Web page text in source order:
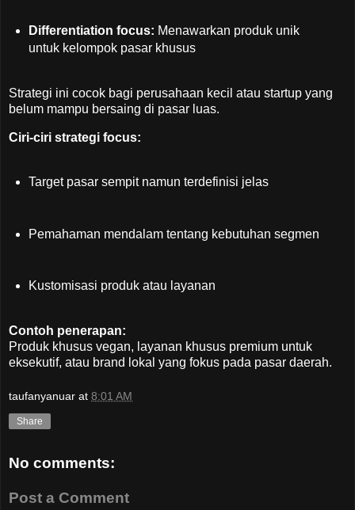
Differentiation focus: Menawarkan produk unik
untuk kelompok pasar khusus
Strategi ini cocok bagi perusahaan kecil atau startup yang
belum mampu bersaing di pasar luas.
Ciri-ciri strategi focus:
Target pasar sempit namun terdefinisi jelas
Pemahaman mendalam tentang kebutuhan segmen
Kustomisasi produk atau layanan
Contoh penerapan:
Produk khusus vegan, layanan khusus premium untuk
eksekutif, atau brand lokal yang fokus pada pasar daerah.
taufanyanuar at 8:01 AM
Share
No comments:
Post a Comment